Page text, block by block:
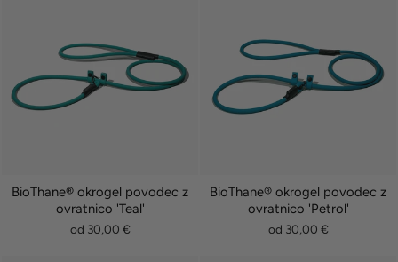
BioThane® okrogel povodec z
ovratnico 'Teal'
od 30,00 €
BioThane® okrogel povodec z
ovratnico 'Petrol'
od 30,00 €